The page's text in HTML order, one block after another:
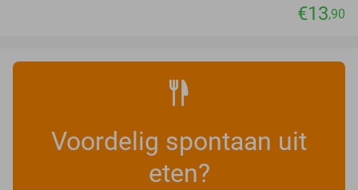
€13,90
Voordelig spontaan uit
eten?